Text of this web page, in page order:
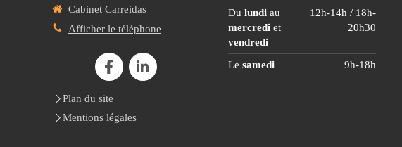
Cabinet Carreidas
Afficher le téléphone
Plan du site
Mentions légales
Du lundiau
mercrediet
vendredi
12h-14h / 18h-
20h30
Le samedi 9h-18h